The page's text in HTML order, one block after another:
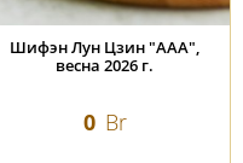
Шифэн Лун Цзин "ААА",
весна 2026 г.
0 Br